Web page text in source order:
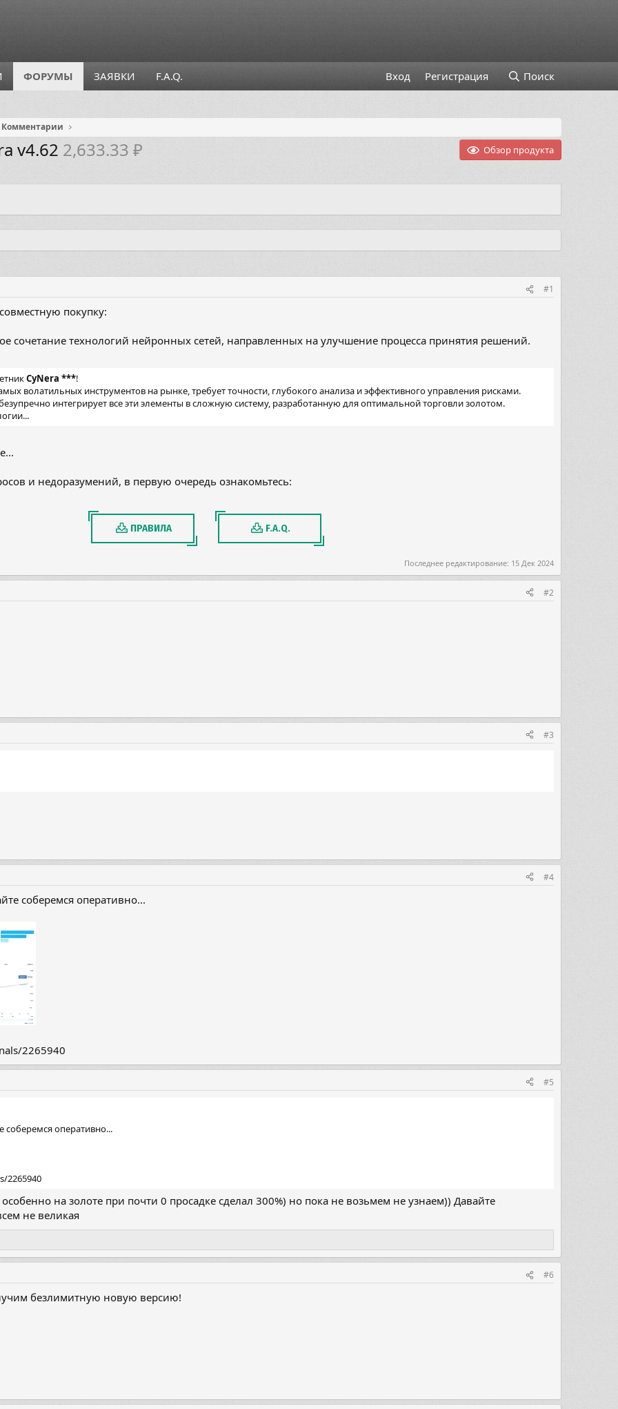
ФОРУМЫ ЗАЯВКИ F.A.Q. Вход Регистрация Поиск
Комментарии
v4.62 2,633.33 ₽
Обзор продукта
#1
покупку:
сочетание технологий нейронных сетей, направленных на улучшение процесса принятия решений.
CyNera ***!
волатильных инструментов на рынке, требует точности, глубокого анализа и эффективного управления рисками.
интегрирует все эти элементы в сложную систему, разработанную для оптимальной торговли золотом.
и недоразумений, в первую очередь ознакомьтесь:
ПРАВИЛА F.A.Q.
Последнее редактирование: 15 Дек 2024
#2
#3
#4
соберемся оперативно...
2265940
#5
соберемся оперативно...
2265940
на золоте при почти 0 просадке сделал 300%) но пока не возьмем не узнаем)) Давайте
не великая
#6
безлимитную новую версию!